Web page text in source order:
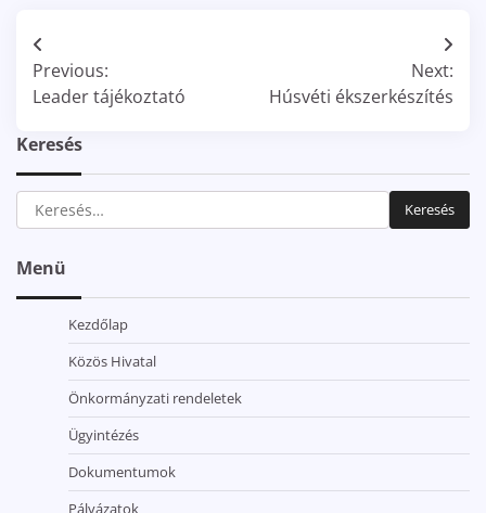
Bejegyzés
navigáció
Previous:
Leader tájékoztató
Next:
Húsvéti ékszerkészítés
Keresés
Keresés:
Menü
Kezdőlap
Közös Hivatal
Önkormányzati rendeletek
Ügyintézés
Dokumentumok
Pályázatok